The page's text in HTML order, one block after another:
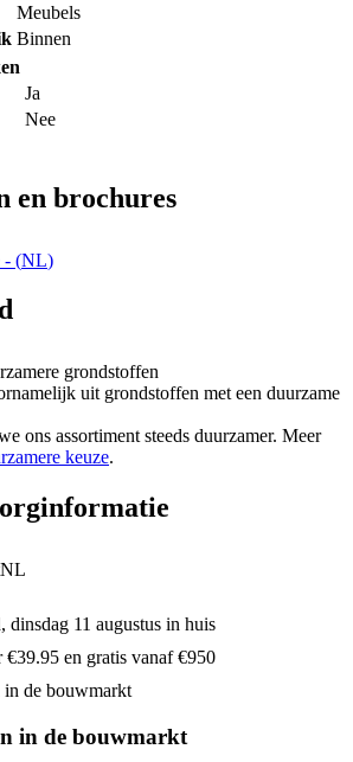
Meubels
Binnen
Ja
Nee
en brochures
- (NL)
grondstoffen
uit grondstoffen met een duurzame
ons assortiment steeds duurzamer. Meer
keuze.
dinsdag 11 augustus in huis
en gratis vanaf €950
in de bouwmarkt
in de bouwmarkt